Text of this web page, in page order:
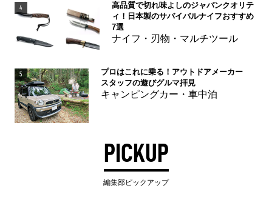
4
高品質で切れ味よしのジャパンクオリテ
ィ！日本製のサバイバルナイフおすすめ
7選
ナイフ・刃物・マルチツール
5
プロはこれに乗る！アウトドアメーカー
スタッフの遊びグルマ拝見
キャンピングカー・車中泊
PICKUP
編集部ピックアップ